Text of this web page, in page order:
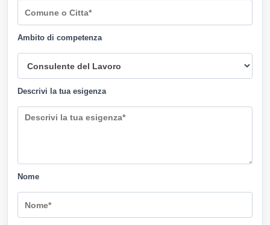
Ambito di competenza
Descrivi la tua esigenza
Nome